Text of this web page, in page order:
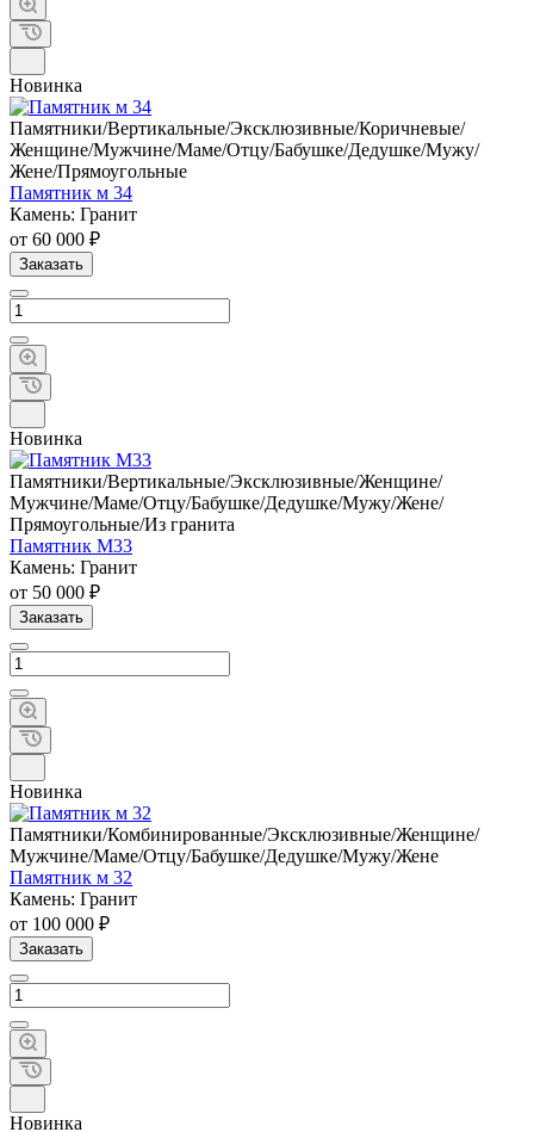
Новинка
Памятники/Вертикальные/Эксклюзивные/Коричневые/
Женщине/Мужчине/Маме/Отцу/Бабушке/Дедушке/Мужу/
Жене/Прямоугольные
Памятник м 34
Камень: Гранит
от 60 000 ₽
Заказать
Новинка
Памятники/Вертикальные/Эксклюзивные/Женщине/
Мужчине/Маме/Отцу/Бабушке/Дедушке/Мужу/Жене/
Прямоугольные/Из гранита
Памятник М33
Камень: Гранит
от 50 000 ₽
Заказать
Новинка
Памятники/Комбинированные/Эксклюзивные/Женщине/
Мужчине/Маме/Отцу/Бабушке/Дедушке/Мужу/Жене
Памятник м 32
Камень: Гранит
от 100 000 ₽
Заказать
Новинка